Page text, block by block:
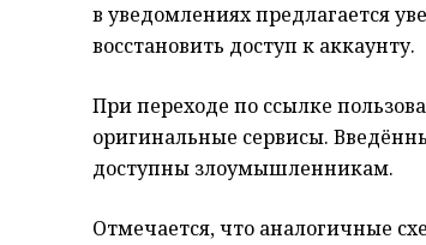
в уведомлениях предлагается
восстановить доступ к аккаунту.
При переходе по ссылке
оригинальные сервисы.
доступны злоумышленникам.
Отмечается, что аналогичные